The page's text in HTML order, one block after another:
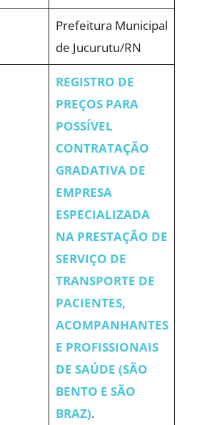
Prefeitura Municipal
de Jucurutu/RN
REGISTRO DE
PREÇOS PARA
POSSÍVEL
CONTRATAÇÃO
GRADATIVA DE
EMPRESA
ESPECIALIZADA
NA PRESTAÇÃO DE
SERVIÇO DE
TRANSPORTE DE
PACIENTES,
ACOMPANHANTES
E PROFISSIONAIS
DE SAÚDE (SÃO
BENTO E SÃO
BRAZ).